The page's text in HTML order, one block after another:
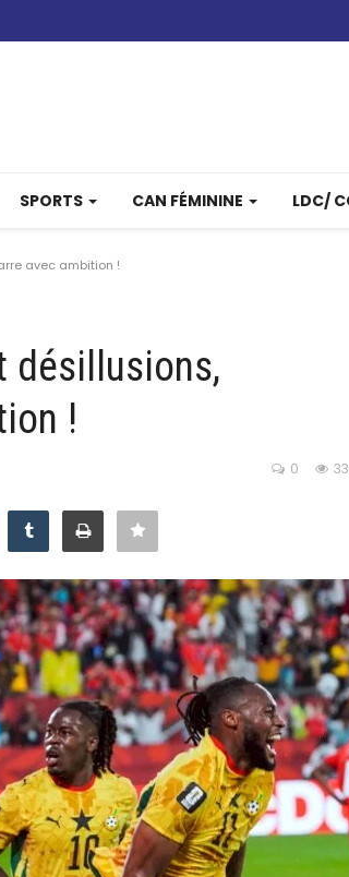
SPORTS CAN FÉMININE LDC/
avec ambition !
désillusions,
!
0